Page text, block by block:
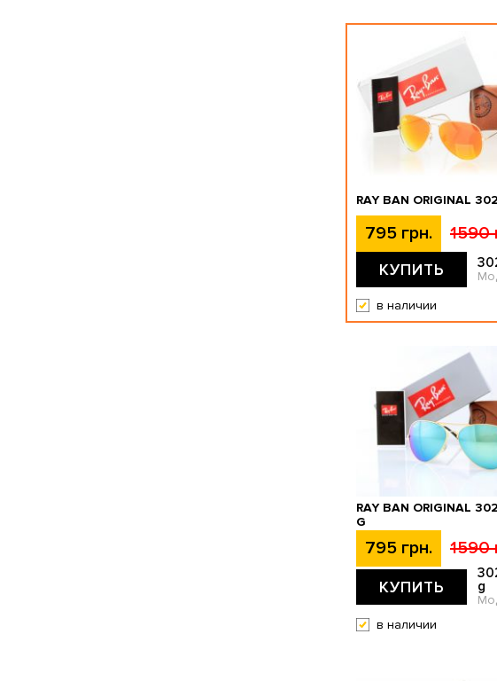
RAY BAN ORIGINAL
795 грн. 1590
КУПИТЬ
в наличии
RAY BAN ORIGINAL
G
795 грн. 1590
КУПИТЬ
g
в наличии